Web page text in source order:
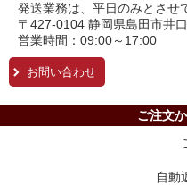
発送業務は、平日のみとさせ
〒427-0104 静岡県島田市井
営業時間：09:00～17:00
お問い合わせ
ご注文
自動